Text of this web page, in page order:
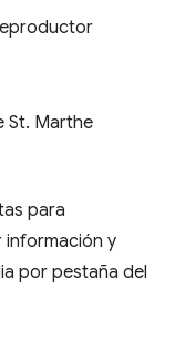
St. Marthe
para
información y
por pestaña del